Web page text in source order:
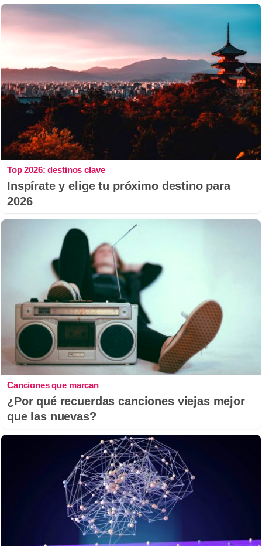
Top 2026: destinos clave
Inspírate y elige tu próximo destino para
2026
Canciones que marcan
¿Por qué recuerdas canciones viejas mejor
que las nuevas?